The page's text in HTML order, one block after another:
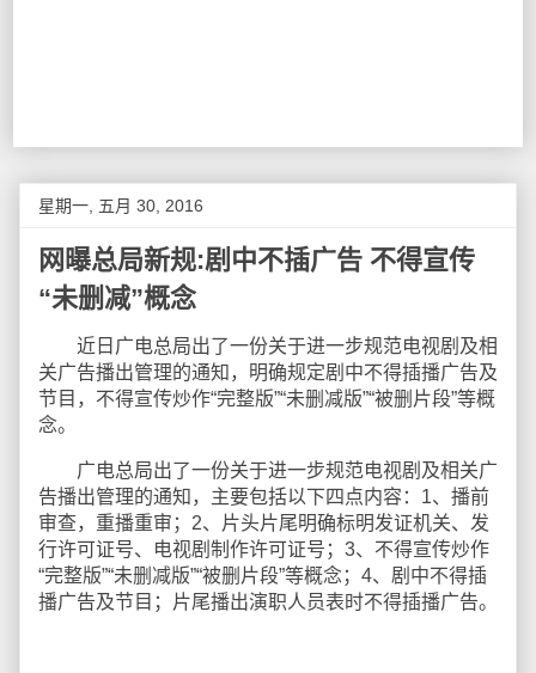
星期一, 五月 30, 2016
网曝总局新规:剧中不插广告 不得宣传
“未删减”概念
近日广电总局出了一份关于进一步规范电视剧及相
关广告播出管理的通知，明确规定剧中不得插播广告及
节目，不得宣传炒作“完整版”“未删减版”“被删片段”等概
念。
广电总局出了一份关于进一步规范电视剧及相关广
告播出管理的通知，主要包括以下四点内容：1、播前
审查，重播重审；2、片头片尾明确标明发证机关、发
行许可证号、电视剧制作许可证号；3、不得宣传炒作
“完整版”“未删减版”“被删片段”等概念；4、剧中不得插
播广告及节目；片尾播出演职人员表时不得插播广告。